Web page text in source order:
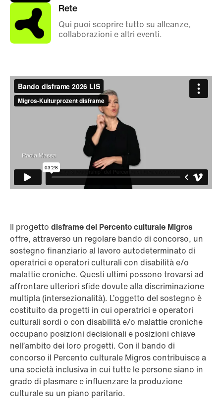
Rete
Qui puoi scoprire tutto su alleanze,
collaborazioni e altri eventi.
Il progetto disframe del Percento culturale Migros
offre, attraverso un regolare bando di concorso, un
sostegno finanziario al lavoro autodeterminato di
operatrici e operatori culturali con disabilità e/o
malattie croniche. Questi ultimi possono trovarsi ad
affrontare ulteriori sfide dovute alla discriminazione
multipla (intersezionalità). L’oggetto del sostegno è
costituito da progetti in cui operatrici e operatori
culturali sordi o con disabilità e/o malattie croniche
occupano posizioni decisionali e posizioni chiave
nell’ambito dei loro progetti. Con il bando di
concorso il Percento culturale Migros contribuisce a
una società inclusiva in cui tutte le persone siano in
grado di plasmare e influenzare la produzione
culturale su un piano paritario.